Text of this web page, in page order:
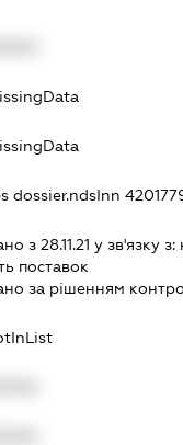
dossier.ndsInn
з 28.11.21 у зв'язку з:
поставок
за рiшенням